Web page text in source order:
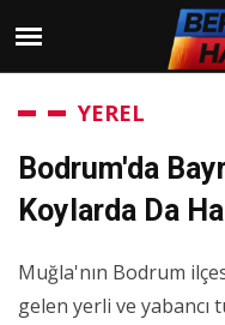
YEREL
Bodrum'da
Koylarda Da
Muğla'nın Bodrum
gelen yerli ve